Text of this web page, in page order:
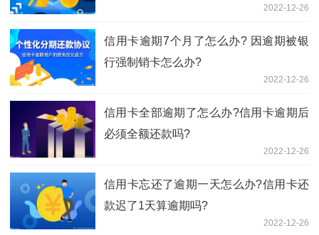
2022-12-26
信用卡逾期7个月了怎么办? 因逾期被银
行强制销卡怎么办?
2022-12-26
信用卡全部逾期了怎么办?信用卡逾期后
必须全额还款吗?
2022-12-26
信用卡忘还了逾期一天怎么办?信用卡还
款迟了1天算逾期吗?
2022-12-26